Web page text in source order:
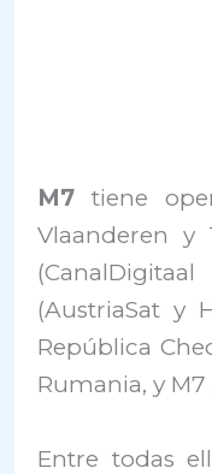
M7 tiene
Vlaanderen y
(AustriaSat y
República
Rumania, y
Entre todas